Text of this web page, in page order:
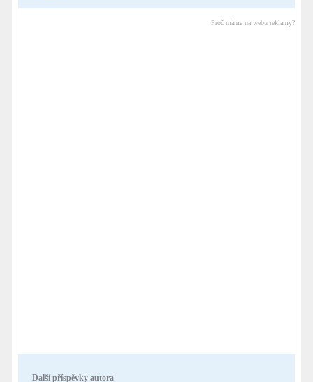
Proč máme na webu reklamy?
Další příspěvky autora